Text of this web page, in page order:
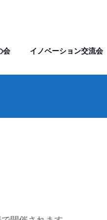
会 イノベーション交流会